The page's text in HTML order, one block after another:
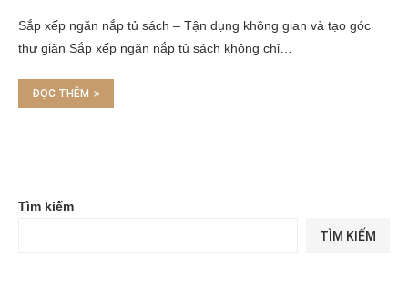
Sắp xếp ngăn nắp tủ sách – Tận dụng không gian và tạo góc
thư giãn Sắp xếp ngăn nắp tủ sách không chỉ…
ĐỌC THÊM
Tìm kiếm
TÌM KIẾM